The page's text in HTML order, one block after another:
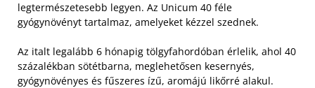
legtermészetesebb legyen. Az Unicum 40 féle
gyógynövényt tartalmaz, amelyeket kézzel szednek.
Az italt legalább 6 hónapig tölgyfahordóban érlelik, ahol 40
százalékban sötétbarna, meglehetősen kesernyés,
gyógynövényes és fűszeres ízű, aromájú likőrré alakul.